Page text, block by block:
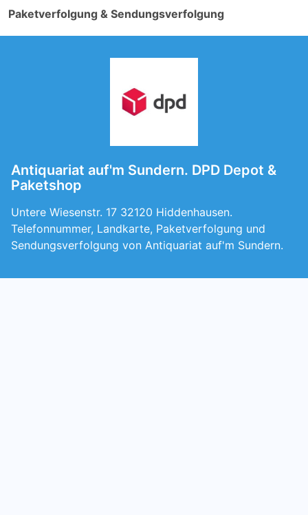
Paketverfolgung & Sendungsverfolgung
Antiquariat auf'm Sundern. DPD Depot &
Paketshop
Untere Wiesenstr. 17 32120 Hiddenhausen.
Telefonnummer, Landkarte, Paketverfolgung und
Sendungsverfolgung von Antiquariat auf'm Sundern.